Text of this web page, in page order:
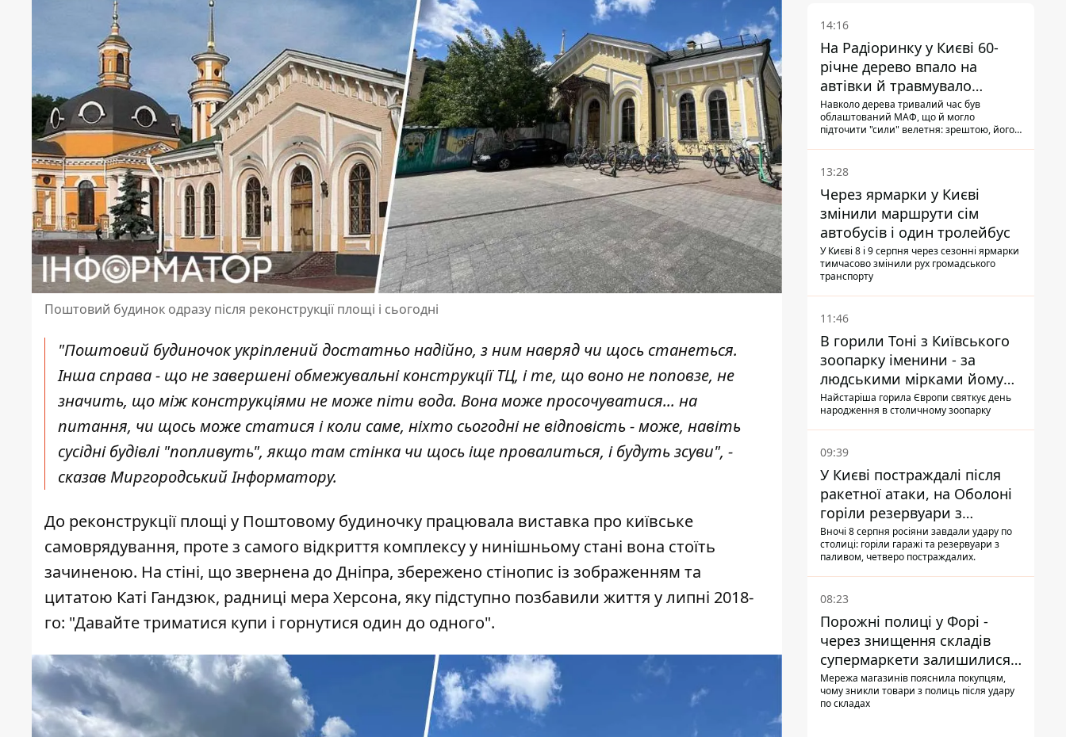
Поштовий будинок одразу після реконструкції площі і сьогодні
"Поштовий будиночок укріплений достатньо надійно, з ним навряд чи щось станеться.
Інша справа - що не завершені обмежувальні конструкції ТЦ, і те, що воно не поповзе, не
значить, що між конструкціями не може піти вода. Вона може просочуватися... на
питання, чи щось може статися і коли саме, ніхто сьогодні не відповість - може, навіть
сусідні будівлі "попливуть", якщо там стінка чи щось іще провалиться, і будуть зсуви", -
сказав Миргородський Інформатору.
До реконструкції площі у Поштовому будиночку працювала виставка про київське
самоврядування, проте з самого відкриття комплексу у нинішньому стані вона стоїть
зачиненою. На стіні, що звернена до Дніпра, збережено стінопис із зображенням та
цитатою Каті Гандзюк, радниці мера Херсона, яку підступно позбавили життя у липні 2018-
го: "Давайте триматися купи і горнутися один до одного".
14:16
На Радіоринку у Києві 60-
річне дерево впало на
автівки й травмувало
людину - подробиці
Навколо дерева тривалий час був
облаштований МАФ, що й могло
підточити "сили" велетня: зрештою, його
13:28
Через ярмарки у Києві
змінили маршрути сім
автобусів і один тролейбус
У Києві 8 і 9 серпня через сезонні ярмарки
тимчасово змінили рух громадського
транспорту
11:46
В горили Тоні з Київського
зоопарку іменини - за
людськими мірками йому
вже понад 90 років
Найстаріша горила Європи святкує день
народження в столичному зоопарку
09:39
У Києві постраждалі після
ракетної атаки, на Оболоні
горіли резервуари з
паливом
Вночі 8 серпня росіяни завдали удару по
столиці: горіли гаражі та резервуари з
паливом, четверо постраждалих.
08:23
Порожні полиці у Форі -
через знищення складів
супермаркети залишилися
без асортименту
Мережа магазинів пояснила покупцям,
чому зникли товари з полиць після удару
по складах